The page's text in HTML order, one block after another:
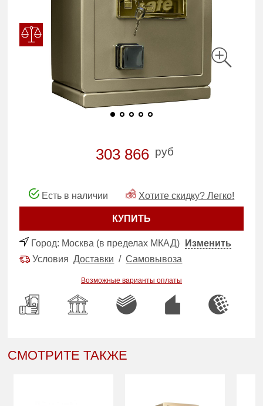
303 866 руб
Есть в наличии Хотите скидку? Легко!
КУПИТЬ
Город: Москва (в пределах МКАД)
Изменить
УсловияДоставки /Самовывоза
Возможные варианты оплаты
СМОТРИТЕ ТАКЖЕ